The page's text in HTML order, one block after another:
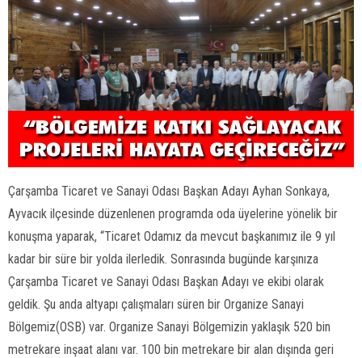
Çarşamba Ticaret ve Sanayi Odası Başkan Adayı Ayhan Sonkaya,
Ayvacık ilçesinde düzenlenen programda oda üyelerine yönelik bir
konuşma yaparak, “Ticaret Odamız da mevcut başkanımız ile 9 yıl
kadar bir süre bir yolda ilerledik. Sonrasında bugünde karşınıza
Çarşamba Ticaret ve Sanayi Odası Başkan Adayı ve ekibi olarak
geldik. Şu anda altyapı çalışmaları süren bir Organize Sanayi
Bölgemiz(OSB) var. Organize Sanayi Bölgemizin yaklaşık 520 bin
metrekare inşaat alanı var. 100 bin metrekare bir alan dışında geri